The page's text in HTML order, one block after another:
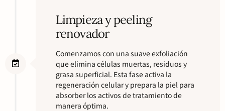
Limpieza y peeling
renovador
Comenzamos con una suave exfoliación
que elimina células muertas, residuos y
grasa superficial. Esta fase activa la
regeneración celular y prepara la piel para
absorber los activos de tratamiento de
manera óptima.